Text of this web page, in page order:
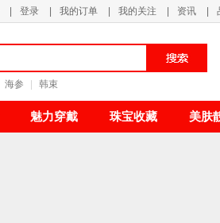
登录 我的订单 我的关注 资讯
海参 韩束
魅力穿戴 珠宝收藏 美肤